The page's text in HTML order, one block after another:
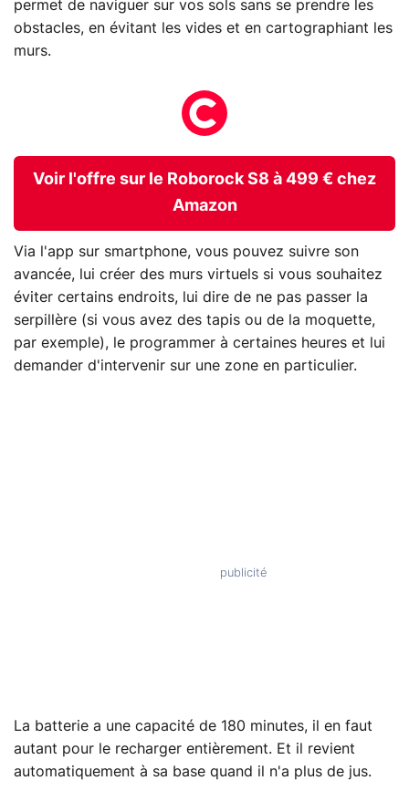
permet de naviguer sur vos sols sans se prendre les
obstacles, en évitant les vides et en cartographiant les
murs.
Voir l'offre sur le Roborock S8 à 499 € chez
Amazon
Via l'app sur smartphone, vous pouvez suivre son
avancée, lui créer des murs virtuels si vous souhaitez
éviter certains endroits, lui dire de ne pas passer la
serpillère (si vous avez des tapis ou de la moquette,
par exemple), le programmer à certaines heures et lui
demander d'intervenir sur une zone en particulier.
La batterie a une capacité de 180 minutes, il en faut
autant pour le recharger entièrement. Et il revient
automatiquement à sa base quand il n'a plus de jus.